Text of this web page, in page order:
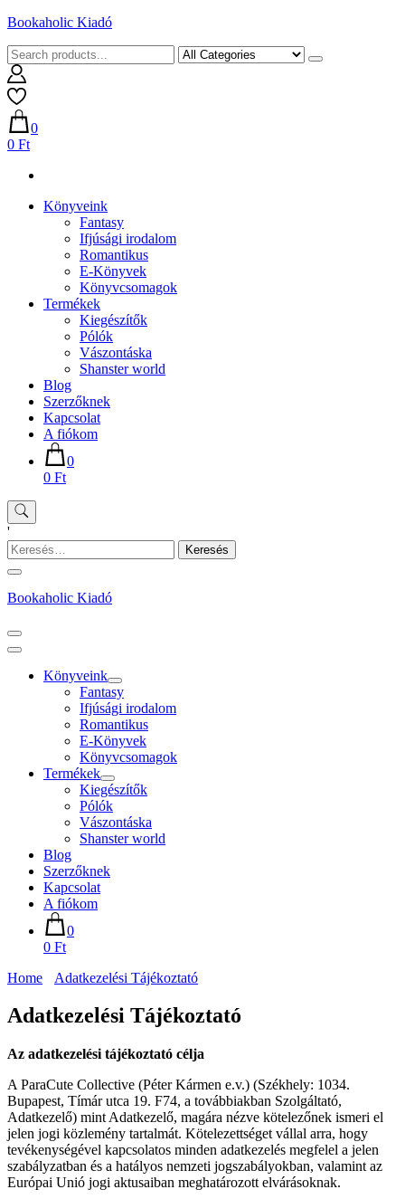
Skip
content
Bookaholic Kiadó
0
0 Ft
Könyveink
Fantasy
Ifjúsági irodalom
Romantikus
E-Könyvek
Könyvcsomagok
Termékek
Kiegészítők
Pólók
Vászontáska
Shanster world
Blog
Szerzőknek
Kapcsolat
A fiókom
0
0 Ft
'
Keresés:
Bookaholic Kiadó
Könyveink
Fantasy
Ifjúsági irodalom
Romantikus
E-Könyvek
Könyvcsomagok
Termékek
Kiegészítők
Pólók
Vászontáska
Shanster world
Blog
Szerzőknek
Kapcsolat
A fiókom
0
0 Ft
Home
Adatkezelési Tájékoztató
Adatkezelési Tájékoztató
Az adatkezelési tájékoztató célja
A ParaCute Collective (Péter Kármen e.v.) (Székhely: 1034.
Bupapest, Tímár utca 19. F74, a továbbiakban Szolgáltató,
Adatkezelő) mint Adatkezelő, magára nézve kötelezőnek ismeri el
jelen jogi közlemény tartalmát. Kötelezettséget vállal arra, hogy
tevékenységével kapcsolatos minden adatkezelés megfelel a jelen
szabályzatban és a hatályos nemzeti jogszabályokban, valamint az
Európai Unió jogi aktusaiban meghatározott elvárásoknak.